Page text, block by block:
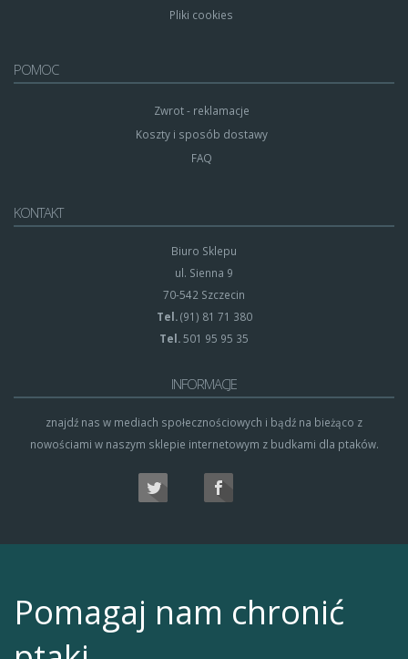
Pliki cookies
POMOC
Zwrot - reklamacje
Koszty i sposób dostawy
FAQ
KONTAKT
Biuro Sklepu
ul. Sienna 9
70-542 Szczecin
Tel.(91) 81 71 380
Tel.501 95 95 35
INFORMACJE
znajdź nas w mediach społecznościowych i bądź na bieżąco z
nowościami w naszym sklepie internetowym z budkami dla ptaków.
Pomagaj nam chronić